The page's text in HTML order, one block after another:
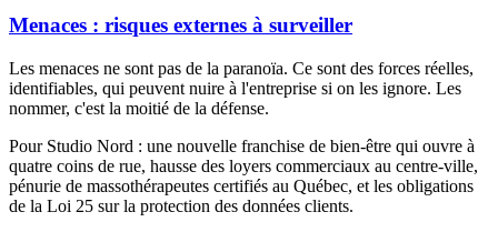
Menaces : risques externes à surveiller
Les menaces ne sont pas de la paranoïa. Ce sont des forces réelles,
identifiables, qui peuvent nuire à l'entreprise si on les ignore. Les
nommer, c'est la moitié de la défense.
Pour Studio Nord : une nouvelle franchise de bien-être qui ouvre à
quatre coins de rue, hausse des loyers commerciaux au centre-ville,
pénurie de massothérapeutes certifiés au Québec, et les obligations
de la Loi 25 sur la protection des données clients.